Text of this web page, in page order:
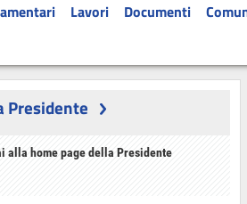
Lavori Documenti
Presidente
alla home page della Presidente